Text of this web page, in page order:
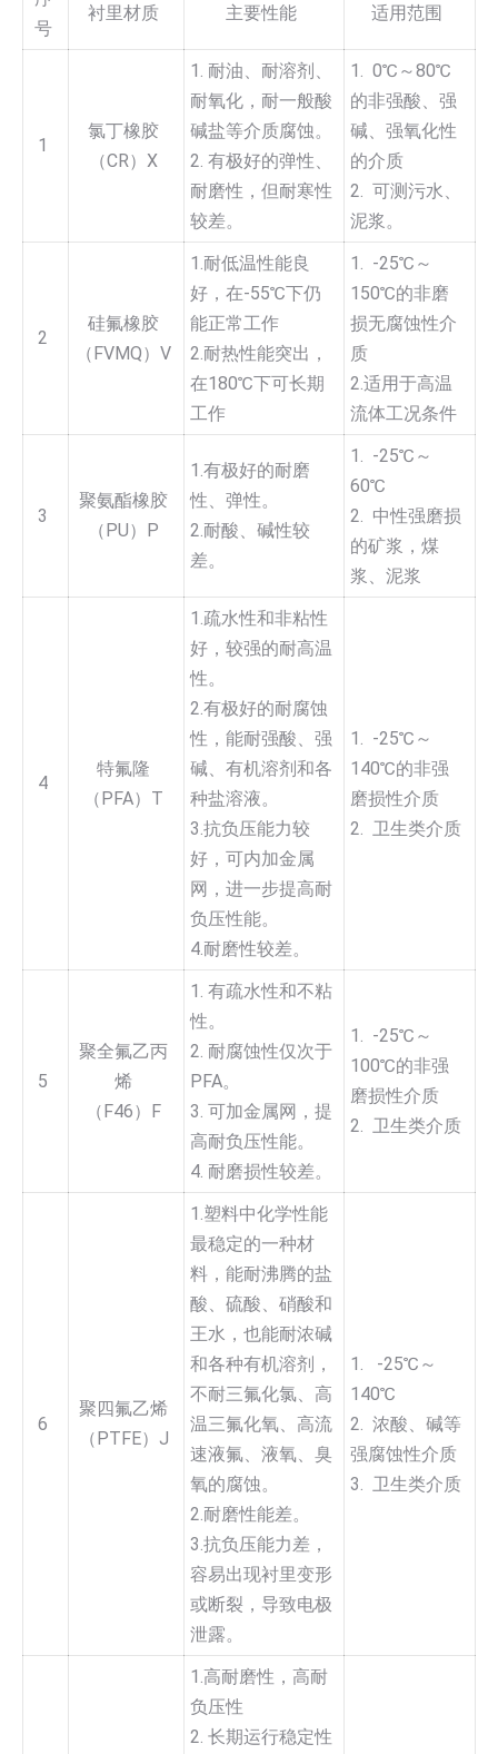
号
衬里材质 主要性能 适用范围
1
氯丁橡胶
（CR）X
1. 耐油、耐溶剂、
耐氧化，耐一般酸
碱盐等介质腐蚀。
2. 有极好的弹性、
耐磨性，但耐寒性
较差。
1. 0℃～80℃
的非强酸、强
碱、强氧化性
的介质
2. 可测污水、
泥浆。
2
硅氟橡胶
（FVMQ）V
1.耐低温性能良
好，在-55℃下仍
能正常工作
2.耐热性能突出，
在180℃下可长期
工作
1. -25℃～
150℃的非磨
损无腐蚀性介
质
2.适用于高温
流体工况条件
3
聚氨酯橡胶
（PU）P
1.有极好的耐磨
性、弹性。
2.耐酸、碱性较
差。
1. -25℃～
60℃
2. 中性强磨损
的矿浆，煤
浆、泥浆
4
特氟隆
（PFA）T
1.疏水性和非粘性
好，较强的耐高温
性。
2.有极好的耐腐蚀
性，能耐强酸、强
碱、有机溶剂和各
种盐溶液。
3.抗负压能力较
好，可内加金属
网，进一步提高耐
负压性能。
4.耐磨性较差。
1. -25℃～
140℃的非强
磨损性介质
2. 卫生类介质
5
聚全氟乙丙
烯
（F46）F
1. 有疏水性和不粘
性。
2. 耐腐蚀性仅次于
PFA。
3. 可加金属网，提
高耐负压性能。
4. 耐磨损性较差。
1. -25℃～
100℃的非强
磨损性介质
2. 卫生类介质
6
聚四氟乙烯
（PTFE）J
1.塑料中化学性能
最稳定的一种材
料，能耐沸腾的盐
酸、硫酸、硝酸和
王水，也能耐浓碱
和各种有机溶剂，
不耐三氟化氯、高
温三氟化氧、高流
速液氟、液氧、臭
氧的腐蚀。
2.耐磨性能差。
3.抗负压能力差，
容易出现衬里变形
或断裂，导致电极
泄露。
1. -25℃～
140℃
2. 浓酸、碱等
强腐蚀性介质
3. 卫生类介质
1.高耐磨性，高耐
负压性
2. 长期运行稳定性